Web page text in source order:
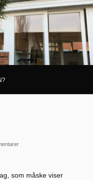
som måske viser